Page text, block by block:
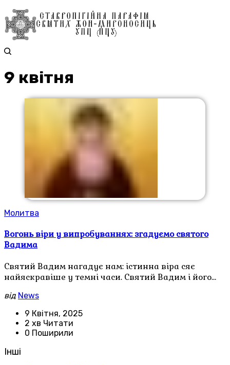
9 квітня
Молитва
Вогонь віри у випробуваннях: згадуємо святого
Вадима
Святий Вадим нагадує нам: істинна віра сяє
найяскравіше у темні часи. Святий Вадим і його…
від News
9 Квітня, 2025
2 хв Читати
0 Поширили
Інші